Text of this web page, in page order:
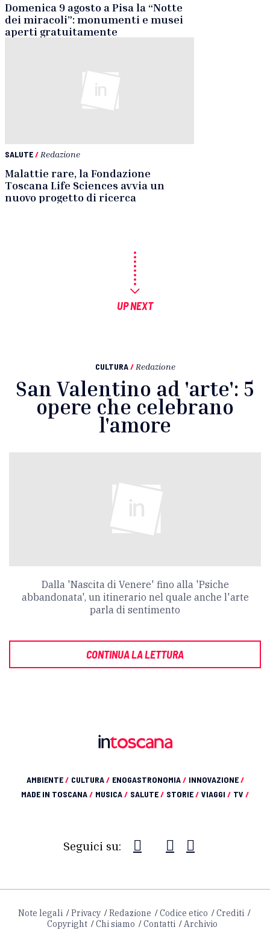
Domenica 9 agosto a Pisa la “Notte
dei miracoli”: monumenti e musei
aperti gratuitamente
SALUTE/ Redazione
Malattie rare, la Fondazione
Toscana Life Sciences avvia un
nuovo progetto di ricerca
UP NEXT
CULTURA / Redazione
San Valentino ad 'arte': 5
opere che celebrano
l'amore
Dalla 'Nascita di Venere' fino alla 'Psiche
abbandonata', un itinerario nel quale anche l'arte
parla di sentimento
CONTINUA LA LETTURA
AMBIENTE/ CULTURA/ ENOGASTRONOMIA/ INNOVAZIONE/
MADE IN TOSCANA/ MUSICA/ SALUTE/ STORIE/ VIAGGI / TV /
Seguici su:
Note legali Privacy Redazione Codice etico
Crediti
Copyright
Chi siamo Contatti Archivio